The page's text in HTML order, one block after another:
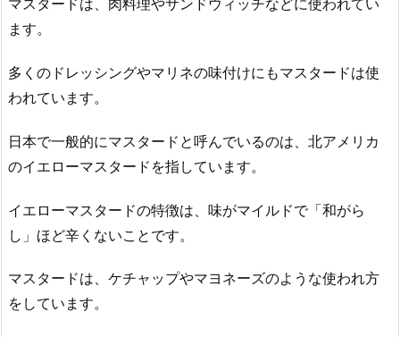
マスタードは、肉料理やサンドウィッチなどに使われてい
ます。
多くのドレッシングやマリネの味付けにもマスタードは使
われています。
日本で一般的にマスタードと呼んでいるのは、北アメリカ
のイエローマスタードを指しています。
イエローマスタードの特徴は、味がマイルドで「和がら
し」ほど辛くないことです。
マスタードは、ケチャップやマヨネーズのような使われ方
をしています。